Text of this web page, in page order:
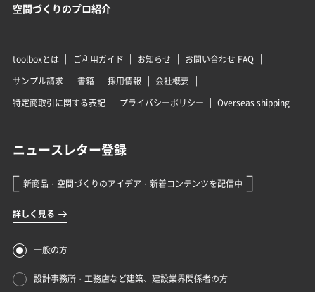
空間づくりのプロ紹介
toolboxとは ご利用ガイド お知らせ
お問い合わせ FAQ
サンプル請求
書籍 採用情報
会社概要
特定商取引に関する表記
プライバシーポリシー Overseas shipping